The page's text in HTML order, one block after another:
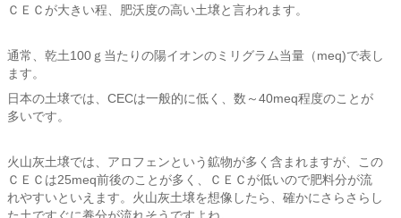
ＣＥＣが大きい程、肥沃度の高い土壌と言われます。
通常、乾土100ｇ当たりの陽イオンのミリグラム当量（meq)で表し
ます。
日本の土壌では、CECは一般的に低く、数～40meq程度のことが
多いです。
火山灰土壌では、アロフェンという鉱物が多く含まれますが、この
ＣＥＣは25meq前後のことが多く、ＣＥＣが低いので肥料分が流
れやすいといえます。火山灰土壌を想像したら、確かにさらさらし